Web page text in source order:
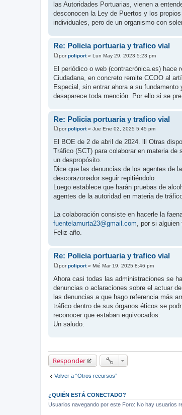
j
e
las Autoridades Portuarias, vienen a
desconocen la Ley de Puertos y los
individuales, pero de un organismo con
Re: Policia portuaria y trafico vial
M
n
s
j
e
porpoliport» Lun May 29, 2023 5:23 pm
El periódico o web (contracrónica.es) hace
Ciudadana, en concreto remite CCOO al
Especial, sin entrar ahora a su
desaparece toda mención. Por ello si se
Re: Policia portuaria y trafico vial
M
s
j
e
porpoliport» Jue Ene 02, 2025 5:45 pm
El BOE de 2 de abril de 2024. lll Otras
Tráfico (SCT) para colaborar en materia de
un despropósito.
Dice que las denuncias de los agentes de
descorazonador seguir repitiéndolo.
Luego establece que harán pruebas de
agentes de la autoridad en materia de
La colaboración consiste en hacerle la
fuentelamurta23@gmail.com, por si alguien
Feliz año.
Re: Policia portuaria y trafico vial
M
n
s
j
e
porpoliport» Mié Mar 19, 2025 8:46 pm
Ahora casi todas las administraciones se
denuncias o aclaraciones sobre el actuar
las denuncias a que hago referencia más
tráfico dentro de sus órganos éticos se
reconocer que estaban equivocados.
Un saludo.
Responder
Volver a “Otros recursos”
¿QUIÉN ESTÁ CONECTADO?
Usuarios navegando por este Foro: No hay usuarios